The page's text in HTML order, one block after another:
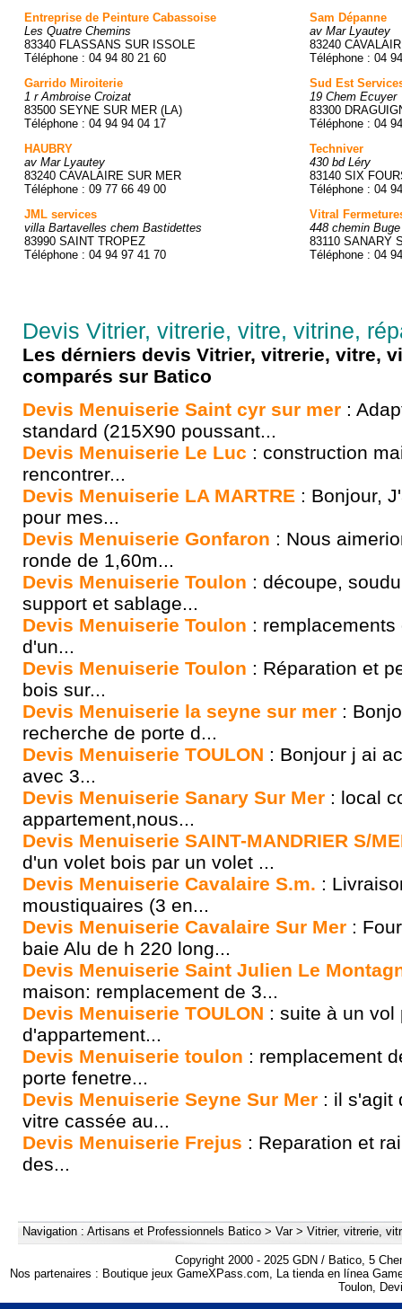
Entreprise de Peinture Cabassoise
Les Quatre Chemins
83340 FLASSANS SUR ISSOLE
Téléphone : 04 94 80 21 60
Garrido Miroiterie
1 r Ambroise Croizat
83500 SEYNE SUR MER (LA)
Téléphone : 04 94 94 04 17
HAUBRY
av Mar Lyautey
83240 CAVALAIRE SUR MER
Téléphone : 09 77 66 49 00
JML services
villa Bartavelles chem Bastidettes
83990 SAINT TROPEZ
Téléphone : 04 94 97 41 70
Sam Dépanne
av Mar Lyautey
83240
Téléphone : 04
Sud Est
19 Chem Ecuyer
83300
Téléphone : 04
Techniver
430 bd Léry
83140 SIX
Téléphone : 04
Vitral
448 chemin Buge
83110 SANARY
Téléphone : 04
Devis Vitrier, vitrerie, vitre, vitrine,
Les dérniers devis Vitrier, vitrerie, vitre,
comparés sur Batico
Devis Menuiserie Saint cyr sur mer :
standard (215X90 poussant...
Devis Menuiserie Le Luc : construction
rencontrer...
Devis Menuiserie LA MARTRE : Bonjour,
pour mes...
Devis Menuiserie Gonfaron : Nous
ronde de 1,60m...
Devis Menuiserie Toulon : découpe,
support et sablage...
Devis Menuiserie Toulon :
d'un...
Devis Menuiserie Toulon : Réparation et
bois sur...
Devis Menuiserie la seyne sur mer :
recherche de porte d...
Devis Menuiserie TOULON : Bonjour j ai
avec 3...
Devis Menuiserie Sanary Sur Mer : local
appartement,nous...
Devis Menuiserie SAINT-MANDRIER S/
d'un volet bois par un volet ...
Devis Menuiserie Cavalaire S.m. :
moustiquaires (3 en...
Devis Menuiserie Cavalaire Sur Mer :
baie Alu de h 220 long...
Devis Menuiserie Saint Julien Le
maison: remplacement de 3...
Devis Menuiserie TOULON : suite à un vol
d'appartement...
Devis Menuiserie toulon : remplacement
porte fenetre...
Devis Menuiserie Seyne Sur Mer : il s'agit
vitre cassée au...
Devis Menuiserie Frejus : Reparation et
des...
Navigation : Artisans et Professionnels Batico > Var> Vitrier, vitrerie,
Copyright 2000 - 2025 GDN / Batico, 5
Nos partenaires : Boutique jeux GameXPass.com, La tienda en línea
Toulon,